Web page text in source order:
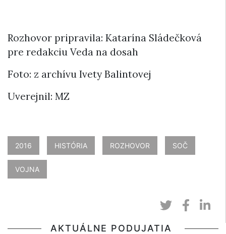
Rozhovor pripravila: Katarína Sládečková
pre redakciu Veda na dosah
Foto: z archívu Ivety Balintovej
Uverejnil: MZ
2016 HISTÓRIA ROZHOVOR SOČ
VOJNA
AKTUÁLNE PODUJATIA